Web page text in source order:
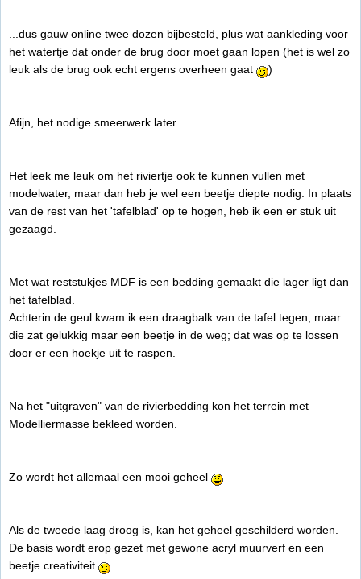
...dus gauw online twee dozen bijbesteld, plus wat aankleding voor
het watertje dat onder de brug door moet gaan lopen (het is wel zo
leuk als de brug ook echt ergens overheen gaat
)
Afijn, het nodige smeerwerk later...
Het leek me leuk om het riviertje ook te kunnen vullen met
modelwater, maar dan heb je wel een beetje diepte nodig. In plaats
van de rest van het 'tafelblad' op te hogen, heb ik een er stuk uit
gezaagd.
Met wat reststukjes MDF is een bedding gemaakt die lager ligt dan
het tafelblad.
Achterin de geul kwam ik een draagbalk van de tafel tegen, maar
die zat gelukkig maar een beetje in de weg; dat was op te lossen
door er een hoekje uit te raspen.
Na het "uitgraven" van de rivierbedding kon het terrein met
Modelliermasse bekleed worden.
Zo wordt het allemaal een mooi geheel
Als de tweede laag droog is, kan het geheel geschilderd worden.
De basis wordt erop gezet met gewone acryl muurverf en een
beetje creativiteit